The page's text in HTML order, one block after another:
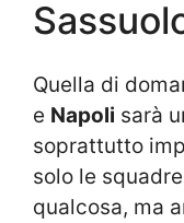
Quella di
e Napoli sarà
soprattutto
solo le
qualcosa, ma